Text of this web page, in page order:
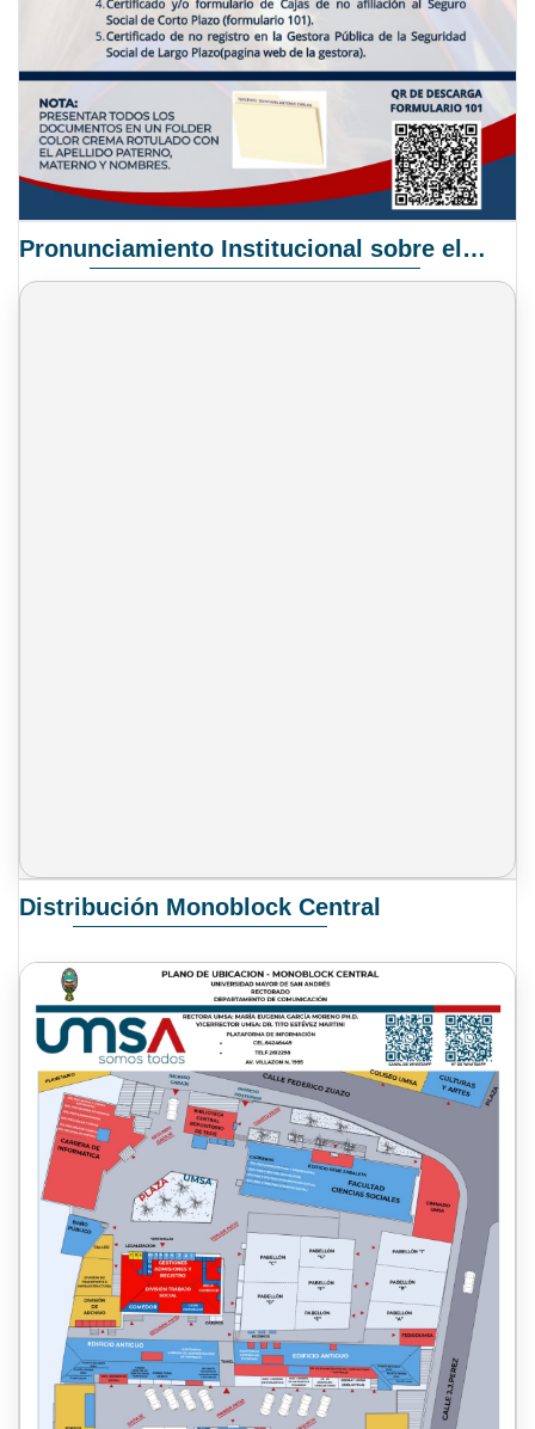
Pronunciamiento Institucional sobre el Proyecto de Ley N° 068/2025-2026 C.S.
Distribución Monoblock Central